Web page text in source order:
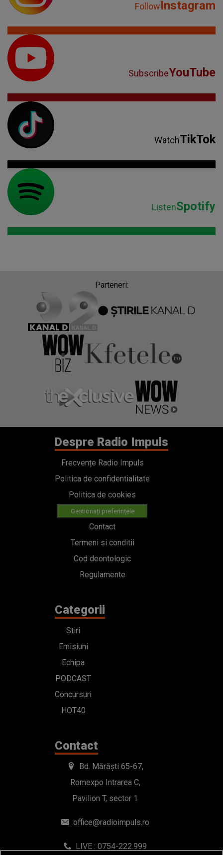
FollowInstagram
SubscribeYouTube
WatchTikTok
ListenSpotify
Parteneri:
Despre Radio Impuls
Frecvențe Radio Impuls
Politica de confidentialitate
Politica de cookies
Gestionați preferințele
Contact
Termeni si conditii
Cod deontologic
Regulamente
Categorii
Stiri
Emisiuni
Echipa
PODCAST
Concursuri
HOT40
Contact
Bd. Mărăști 65-67,
Romexpo Intrarea C,
Pavilion T, sector 1
office@radioimpuls.ro
LIVE : 0754-222.999